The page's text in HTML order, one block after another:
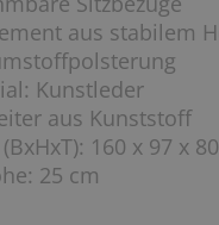
aus stabilem
Kunstleder
aus Kunststoff
160 x 97 x
25 cm